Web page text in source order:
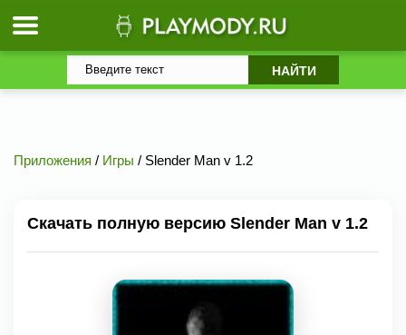
Приложения / Игры / Slender Man v 1.2
Скачать полную версию Slender Man v 1.2